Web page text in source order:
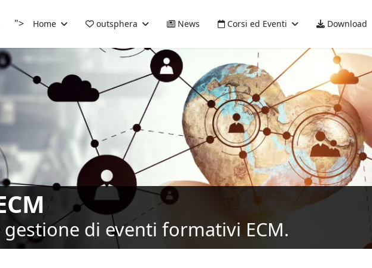
"> Home outsphera News Corsi ed Eventi Download
di eventi formativi ECM.